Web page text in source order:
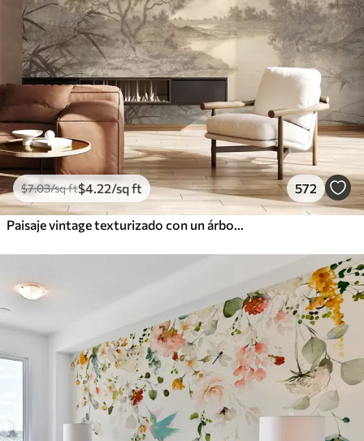
$7.03/sq ft$4 .22/sq ft 572